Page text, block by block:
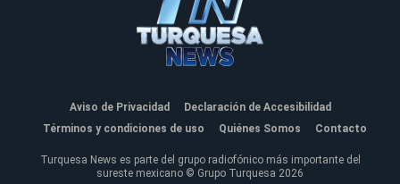
Aviso de Privacidad
Declaración de Accesibilidad
Términos y condiciones de uso
Quiénes Somos Contacto
Turquesa News es parte del grupo radiofónico más importante del
sureste mexicano © Grupo Turquesa 2026